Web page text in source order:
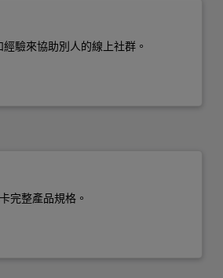
驗來協助別人的線上社群。
完整產品規格。